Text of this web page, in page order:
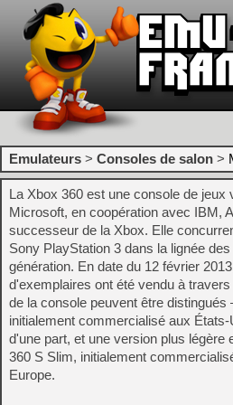
Emulateurs > Consoles de salon >
La Xbox 360 est une console de jeux
Microsoft, en coopération avec IBM,
successeur de la Xbox. Elle
Sony PlayStation 3 dans la lignée
génération. En date du 12 février
d'exemplaires ont été vendu à
de la console peuvent être
initialement commercialisé aux
d'une part, et une version plus légère
360 S Slim, initialement
Europe.